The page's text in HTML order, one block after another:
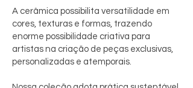
A cerâmica possibilita versatilidade em
cores, texturas e formas, trazendo
enorme possibilidade criativa para
artistas na criação de peças exclusivas,
personalizadas e atemporais.